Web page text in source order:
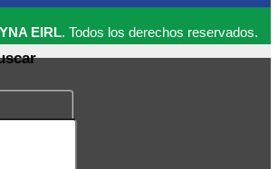
EIRL. Todos los derechos reservados.